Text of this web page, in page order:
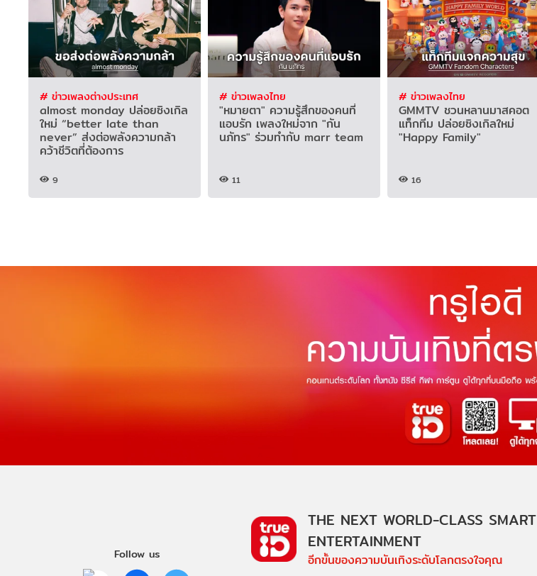
# ข่าวเพลงต่างประเทศ
almost monday ปล่อยซิงเกิล
ใหม่ “better late than
never” ส่งต่อพลังความกล้า
คว้าชีวิตที่ต้องการ
9
# ข่าวเพลงไทย
"หมายตา" ความรู้สึกของคนที่
แอบรัก เพลงใหม่จาก "กัน
นภัทร" ร่วมทำกับ marr team
11
# ข่าวเพลงไทย
GMMTV ชวนหลานมาสคอต
แท็กทีม ปล่อยซิงเกิลใหม่
"Happy Family"
16
Follow us
THE NEXT WORLD-CLASS SMART
ENTERTAINMENT
อีกขั้นของความบันเทิงระดับโลกตรงใจคุณ